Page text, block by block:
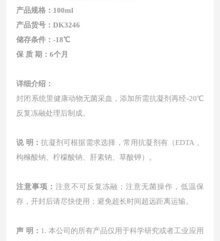
产品规格： 100ml
产品货号：DK3246
储存条件：-18℃
保 质 期：6个月
详细介绍：
封闭系统里健康动物无菌采血，添加所需抗凝剂再经-20℃
反复冻融处理后制成。
说 明：抗凝剂可根据需求选择，常用抗凝剂有（EDTA 、
枸橼酸钠、柠檬酸钠、肝素钠、草酸钾）。
注意事项：注意不可反复冻融；注意无菌操作，低温保
存，开封后请尽快使用；避免超长时间超远距离运输。
声 明： 1. 本公司的所有产品仅用于科学研究或者工业应用